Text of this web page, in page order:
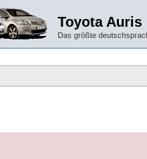
Toyota Auris
Das größte